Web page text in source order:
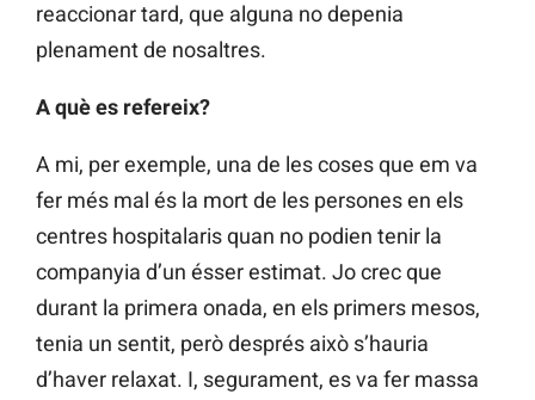
reaccionar tard, que alguna no depenia
plenament de nosaltres.
A què es refereix?
A mi, per exemple, una de les coses que em va
fer més mal és la mort de les persones en els
centres hospitalaris quan no podien tenir la
companyia d’un ésser estimat. Jo crec que
durant la primera onada, en els primers mesos,
tenia un sentit, però després això s’hauria
d’haver relaxat. I, segurament, es va fer massa